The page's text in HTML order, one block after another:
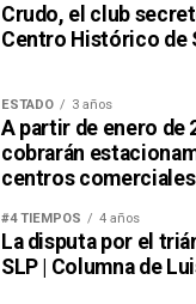
Crudo, el club
Centro Histórico de
ESTADO 3 años
A partir de enero de
cobrarán
centros comerciales
#4 TIEMPOS 4 años
La disputa por el
SLP | Columna de